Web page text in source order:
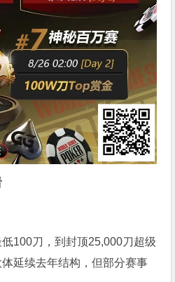
100刀，到封顶25,000刀超级
延续去年结构，但部分赛事